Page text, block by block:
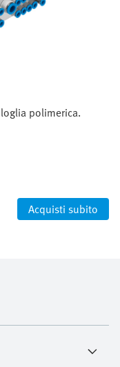
polimerica.
Acquisti subito